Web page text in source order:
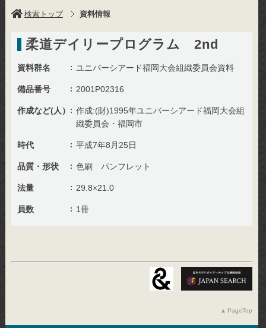
検索トップ 資料情報
柔道デイリープログラム 2nd
資料群名 ユニバーシアード福岡大会組織委員会資料
備品番号 2001P02316
作成など(人）
作成:(財)1995年ユニバーシアード福岡大会組
織委員会・福岡市
時代 平成7年8月25日
品質・形状 色刷 パンフレット
法量 29.8×21.0
員数 1冊
PageTop